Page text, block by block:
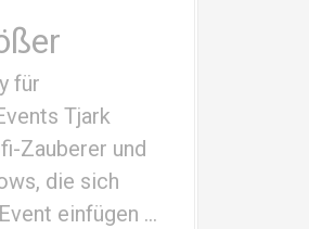
für
Tjark
Zauberer und
die sich
einfügen …